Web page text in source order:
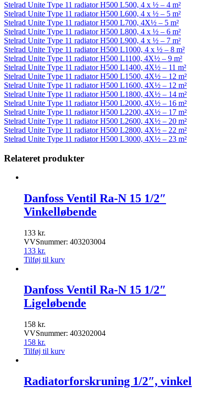
Stelrad Unite Type 11 radiator H500 L500, 4 x ½ – 4 m²
Stelrad Unite Type 11 radiator H500 L600, 4 x ½ – 5 m²
Stelrad Unite Type 11 radiator H500 L700, 4X½ – 5 m²
Stelrad Unite Type 11 radiator H500 L800, 4 x ½ – 6 m²
Stelrad Unite Type 11 radiator H500 L900, 4 x ½ – 7 m²
Stelrad Unite Type 11 radiator H500 L1000, 4 x ½ – 8 m²
Stelrad Unite Type 11 radiator H500 L1100, 4X½ – 9 m²
Stelrad Unite Type 11 radiator H500 L1400, 4X½ – 11 m²
Stelrad Unite Type 11 radiator H500 L1500, 4X½ – 12 m²
Stelrad Unite Type 11 radiator H500 L1600, 4X½ – 12 m²
Stelrad Unite Type 11 radiator H500 L1800, 4X½ – 14 m²
Stelrad Unite Type 11 radiator H500 L2000, 4X½ – 16 m²
Stelrad Unite Type 11 radiator H500 L2200, 4X½ – 17 m²
Stelrad Unite Type 11 radiator H500 L2600, 4X½ – 20 m²
Stelrad Unite Type 11 radiator H500 L2800, 4X½ – 22 m²
Stelrad Unite Type 11 radiator H500 L3000, 4X½ – 23 m²
Relateret produkter
Danfoss Ventil Ra-N 15 1/2″
Vinkelløbende
133 kr.
VVSnummer: 403203004
133 kr.
Tilføj til kurv
Danfoss Ventil Ra-N 15 1/2″
Ligeløbende
158 kr.
VVSnummer: 403202004
158 kr.
Tilføj til kurv
Radiatorforskruning 1/2″, vinkel